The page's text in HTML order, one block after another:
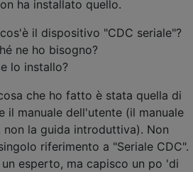
ha installato quello.
il dispositivo "CDC seriale"?
ne ho bisogno?
lo installo?
che ho fatto è stata quella di
il manuale dell'utente (il manuale
non la guida introduttiva). Non
riferimento a "Seriale CDC".
esperto, ma capisco un po 'di